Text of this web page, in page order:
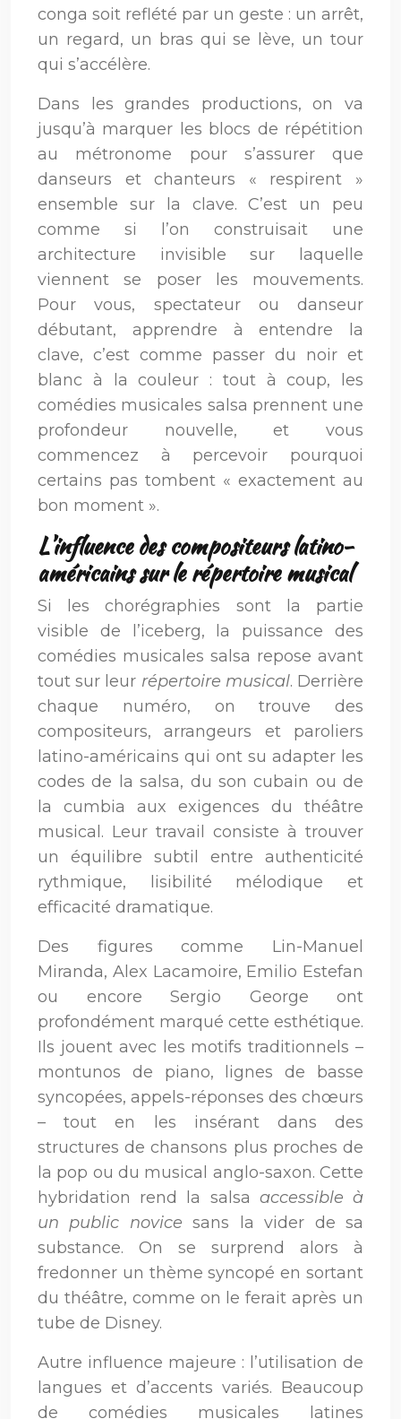
conga soit reflété par un geste : un arrêt,
un regard, un bras qui se lève, un tour
qui s’accélère.
Dans les grandes productions, on va
jusqu’à marquer les blocs de répétition
au métronome pour s’assurer que
danseurs et chanteurs « respirent »
ensemble sur la clave. C’est un peu
comme si l’on construisait une
architecture invisible sur laquelle
viennent se poser les mouvements.
Pour vous, spectateur ou danseur
débutant, apprendre à entendre la
clave, c’est comme passer du noir et
blanc à la couleur : tout à coup, les
comédies musicales salsa prennent une
profondeur nouvelle, et vous
commencez à percevoir pourquoi
certains pas tombent « exactement au
bon moment ».
L’influence des compositeurs latino-
américains sur le répertoire musical
Si les chorégraphies sont la partie
visible de l’iceberg, la puissance des
comédies musicales salsa repose avant
tout sur leur répertoire musical. Derrière
chaque numéro, on trouve des
compositeurs, arrangeurs et paroliers
latino-américains qui ont su adapter les
codes de la salsa, du son cubain ou de
la cumbia aux exigences du théâtre
musical. Leur travail consiste à trouver
un équilibre subtil entre authenticité
rythmique, lisibilité mélodique et
efficacité dramatique.
Des figures comme Lin-Manuel
Miranda, Alex Lacamoire, Emilio Estefan
ou encore Sergio George ont
profondément marqué cette esthétique.
Ils jouent avec les motifs traditionnels –
montunos de piano, lignes de basse
syncopées, appels-réponses des chœurs
– tout en les insérant dans des
structures de chansons plus proches de
la pop ou du musical anglo-saxon. Cette
hybridation rend la salsa accessible à
un public novice sans la vider de sa
substance. On se surprend alors à
fredonner un thème syncopé en sortant
du théâtre, comme on le ferait après un
tube de Disney.
Autre influence majeure : l’utilisation de
langues et d’accents variés. Beaucoup
de comédies musicales latines